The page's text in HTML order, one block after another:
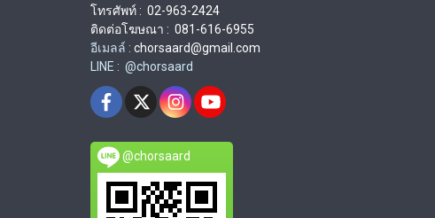
โทรศัพท์ : 02-963-2424
ติดต่อโฆษณา : 081-616-6955
อีเมลล์ : chorsaard@gmail.com
LINE : @chorsaard
@chorsaard